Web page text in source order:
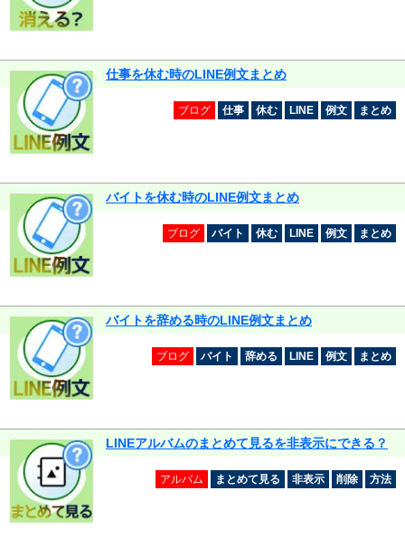
仕事を休む時のLINE例文まとめ
ブログ 仕事 休む LINE 例文 まとめ
バイトを休む時のLINE例文まとめ
ブログ バイト 休む LINE 例文 まとめ
バイトを辞める時のLINE例文まとめ
ブログ バイト 辞める LINE 例文 まとめ
LINEアルバムのまとめて見るを非表示にできる？
アルバム まとめて見る 非表示 削除 方法